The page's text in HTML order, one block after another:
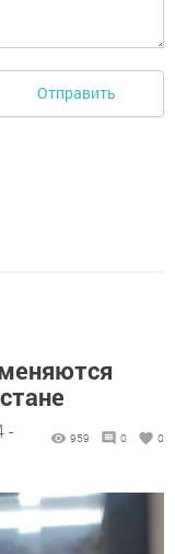
Отправить
-
959 0 0